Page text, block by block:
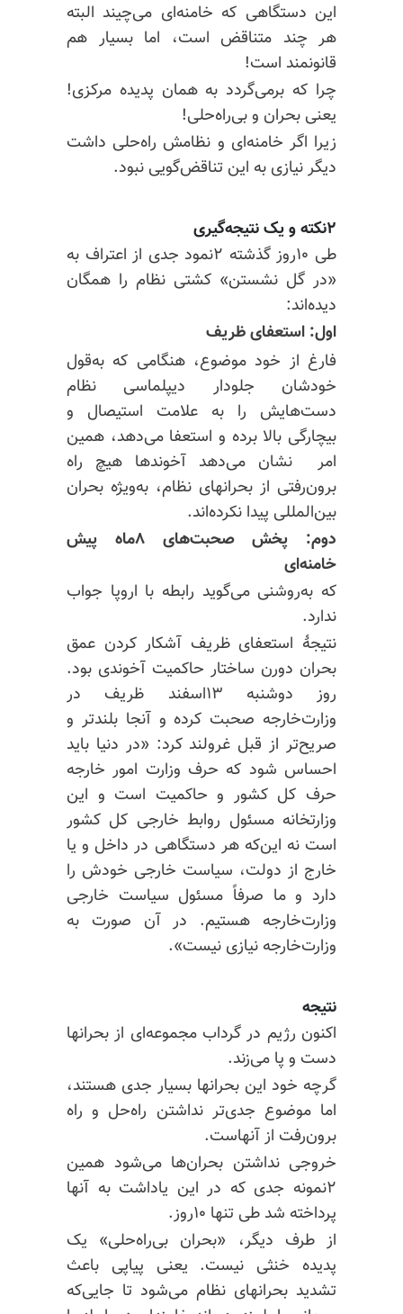
این دستگاهی که خامنه‌ای می‌چیند البته
هر چند متناقض است، اما بسیار هم
قانونمند است!
چرا که برمی‌گردد به همان پدیده مرکزی!‌
یعنی بحران و بی‌راه‌حلی!
زیرا اگر خامنه‌ای و نظامش راه‌حلی داشت
دیگر نیازی به این تناقض‌گویی نبود.
۲نکته و یک نتیجه‌گیری
طی ۱۰روز گذشته ۲نمود جدی از اعتراف به
«در گل‌ نشستن» کشتی نظام را همگان
دیده‌اند:
اول: استعفای ظریف
فارغ از خود موضوع، هنگامی که به‌قول
خودشان جلودار دیپلماسی نظام
دست‌هایش را به علامت استیصال و
بیچارگی بالا برده و استعفا می‌دهد، همین
امر ‌ نشان می‌دهد آخوندها هیچ راه‌
برون‌رفتی از بحرانهای نظام، به‌ویژه بحران
بین‌المللی پیدا نکرده‌اند.
دوم: پخش صحبت‌های ۸ماه پیش
خامنه‌ای
که به‌روشنی می‌گوید رابطه با اروپا جواب
ندارد.
نتیجهٔ استعفای ظریف آشکار کردن عمق
بحران دورن ساختار حاکمیت آخوندی بود.
روز دوشنبه ۱۳اسفند ظریف در
وزارت‌خارجه صحبت کرده و آنجا بلندتر و
صریح‌تر از قبل غرولند کرد: «در دنیا باید
احساس شود که حرف وزارت امور خارجه
حرف کل کشور و حاکمیت است و این
وزارتخانه مسئول روابط خارجی کل کشور
است نه این‌که هر دستگاهی در داخل و یا
خارج از دولت، سیاست خارجی خودش را
دارد و ما صرفاً مسئول سیاست خارجی
وزارت‌خارجه هستیم. در آن صورت به
وزارت‌خارجه نیازی نیست».
نتیجه
اکنون رژیم در گرداب مجموعه‌ای از بحرانها
دست و پا می‌زند.
گرچه خود این بحرانها بسیار جدی هستند،
اما موضوع جدی‌تر نداشتن راه‌حل و راه
برون‌رفت از آنهاست.
خروجی نداشتن بحرا‌ن‌ها می‌شود همین
۲نمونه جدی که در این یاداشت به آنها
پرداخته شد طی تنها ۱۰روز.
از طرف دیگر، «بحران بی‌راه‌حلی» یک
پدیده خنثی نیست. یعنی پیاپی باعث
تشدید بحرانهای نظام می‌شود تا جایی‌که